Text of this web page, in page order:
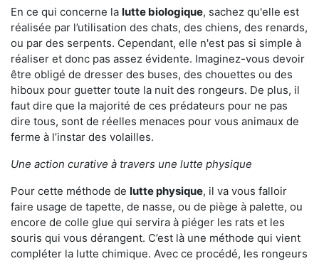
En ce qui concerne la lutte biologique, sachez qu'elle est
réalisée par l’utilisation des chats, des chiens, des renards,
ou par des serpents. Cependant, elle n'est pas si simple à
réaliser et donc pas assez évidente. Imaginez-vous devoir
être obligé de dresser des buses, des chouettes ou des
hiboux pour guetter toute la nuit des rongeurs. De plus, il
faut dire que la majorité de ces prédateurs pour ne pas
dire tous, sont de réelles menaces pour vous animaux de
ferme à l’instar des volailles.
Une action curative à travers une lutte physique
Pour cette méthode de lutte physique, il va vous falloir
faire usage de tapette, de nasse, ou de piège à palette, ou
encore de colle glue qui servira à piéger les rats et les
souris qui vous dérangent. C’est là une méthode qui vient
compléter la lutte chimique. Avec ce procédé, les rongeurs